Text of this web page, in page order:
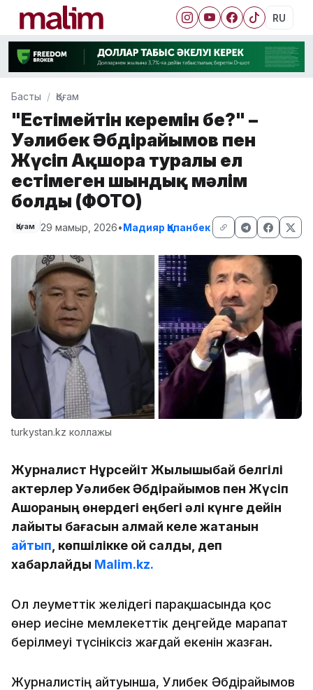
RU
Басты Қоғам
"Естімейтін кереңмін бе?" –
Уәлибек Әбдірайымов пен
Жүсіп Ақшора туралы ел
естімеген шындық мәлім
болды (ФОТО)
Қоғам 29 мамыр, 2026•Мадияр Қапанбек
turkystan.kz коллажы
Журналист Нұрсейіт Жылқышыбай белгілі
актерлер Уәлибек Әбдірайымов пен Жүсіп
Ақшораның өнердегі еңбегі әлі күнге дейін
лайықты бағасын алмай келе жатқанын
айтып , көпшілікке ой салды, деп
хабарлайды Malim.kz.
Ол әлеуметтік желідегі парақшасында қос
өнер иесіне мемлекеттік деңгейде марапат
берілмеуі түсініксіз жағдай екенін жазған.
Журналистің айтуынша, Уәлибек Әбдірайымов